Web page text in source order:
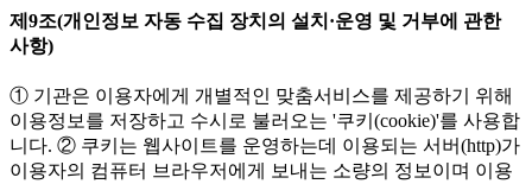
제9조(개인정보 자동 수집 장치의 설치·운영 및 거부에 관한
사항)
① 기관은 이용자에게 개별적인 맞춤서비스를 제공하기 위해
이용정보를 저장하고 수시로 불러오는 '쿠키(cookie)'를 사용합
니다. ② 쿠키는 웹사이트를 운영하는데 이용되는 서버(http)가
이용자의 컴퓨터 브라우저에게 보내는 소량의 정보이며 이용